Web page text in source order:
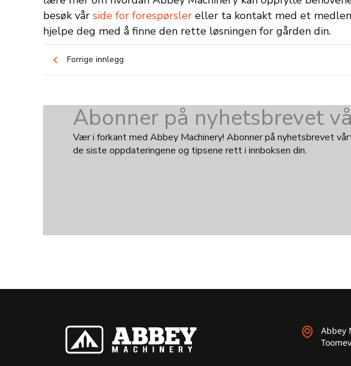
besøk vår side for forespørsler eller ta kontakt med et
hjelpe deg med å finne den rette løsningen for gården din.
Forrige innlegg
Abonner på nyhetsbrevet
Vær i forkant med Abbey Machinery! Abonner på nyhetsbrevet
de siste oppdateringene og tipsene rett i innboksen din.
Abbey